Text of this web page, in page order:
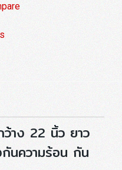
าง 22 นิ้ว ยาว
นความร้อน กัน